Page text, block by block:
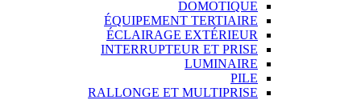
DOMOTIQUE
ÉQUIPEMENT TERTIAIRE
ÉCLAIRAGE EXTÉRIEUR
INTERRUPTEUR ET PRISE
LUMINAIRE
PILE
RALLONGE ET MULTIPRISE